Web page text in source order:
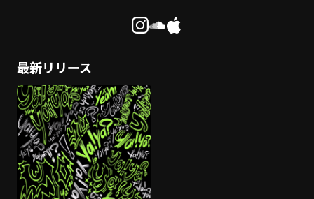
最新リリース